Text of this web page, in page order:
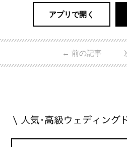
アプリで開く
← 前の記事